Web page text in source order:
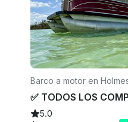
Barco a motor en
ch
5.0